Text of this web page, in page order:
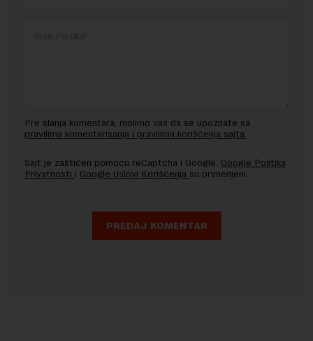
Pre slanja komentara, molimo vas da se upoznate sa
pravilima komentarisanja i pravilima korišćenja sajta.
Sajt je zaštićen pomocu reCaptcha i Google. Google Politika
Privatnosti i Google Uslovi Korišćenja su primenjeni.